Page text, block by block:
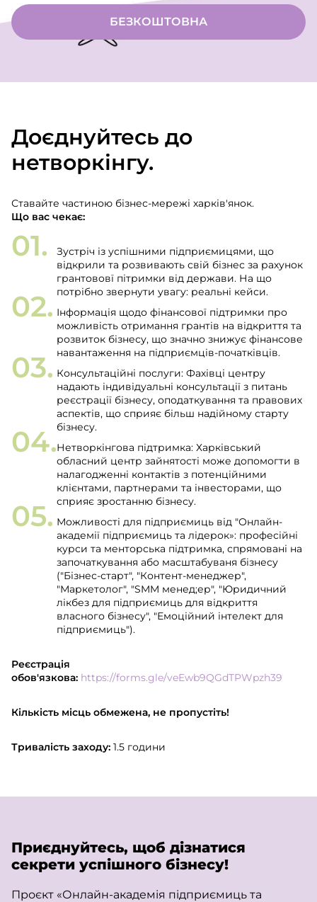
БЕЗКОШТОВНА
Доєднуйтесь до
нетворкінгу.
Ставайте частиною бізнес-мережі харків'янок.
Що вас чекає:
Зустріч із успішними підприємицями, що
відкрили та розвивають свій бізнес за рахунок
грантововї пітримки від держави. На що
потрібно звернути увагу: реальні кейси.
Інформація щодо фінансової підтримки про
можливість отримання грантів на відкриття та
розвиток бізнесу, що значно знижує фінансове
навантаження на підприємців-початківців.
Консультаційні послуги: Фахівці центру
надають індивідуальні консультації з питань
реєстрації бізнесу, оподаткування та правових
аспектів, що сприяє більш надійному старту
бізнесу.
Нетворкінгова підтримка: Харківський
обласний центр зайнятості може допомогти в
налагодженні контактів з потенційними
клієнтами, партнерами та інвесторами, що
сприяє зростанню бізнесу.
Можливості для підприємиць від "Онлайн-
академії підприємиць та лідерок»: професійні
курси та менторська підтримка, спрямовані на
започаткування або масштабуваня бізнесу
("Бізнес-старт", "Контент-менеджер",
"Маркетолог", "SMM менед;ер", "Юридичний
лікбез для підприємиць для відкриття
власного бізнесу", "Емоційний інтелект для
підприємиць").
Реєстрація
обов'язкова: https://forms.gle/veEwb9QGdTPWpzh39
Кількість місць обмежена, не пропустіть!
Тривалість заходу: 1.5 години
Приєднуйтесь, щоб дізнатися
секрети успішного бізнесу!
Проєкт «Онлайн-академія підприємиць та